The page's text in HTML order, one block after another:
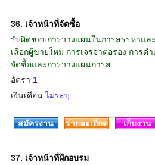
36. เจ้าหน้าที่จัดซื้อ
รับผิดชอบการวางแผนในการสรรหาแล
เลือกผู้ขายใหม่ การเจรจาต่อรอง การด
จัดซื้อและการวางแผนการส
อัตรา 1
เงินเดือนไม่ระบุ
สมัครงาน
รายละเอียด เก็บงาน
37. เจ้าหน้าที่ฝึกอบรม